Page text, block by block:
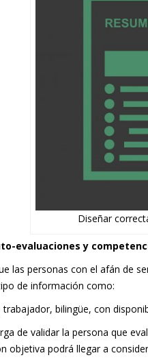
Diseñar
evaluaciones y
las personas con el afán de
de información como:
bilingüe, con
de validar la persona que
objetiva podrá llegar a